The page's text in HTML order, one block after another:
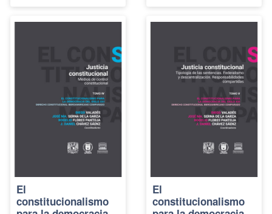
El
constitucionalismo
El
constitucionalismo